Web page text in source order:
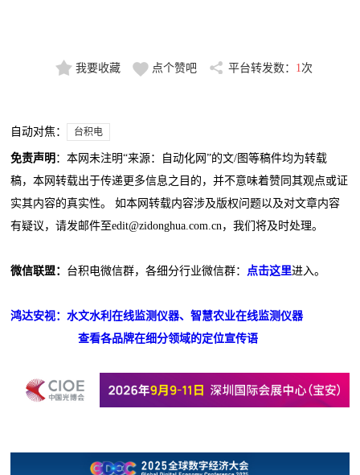
我要收藏 点个赞吧 平台转发数： 1次
自动对焦： 台积电
免责声明 ：本网未注明“来源：自动化网”的文/图等稿件均为转载
稿，本网转载出于传递更多信息之目的，并不意味着赞同其观点或证
实其内容的真实性。 如本网转载内容涉及版权问题以及对文章内容
有疑议，请发邮件至edit@zidonghua.com.cn，我们将及时处理。
微信联盟： 台积电微信群，各细分行业微信群： 点击这里进入。
鸿达安视：水文水利在线监测仪器、智慧农业在线监测仪器
查看各品牌在细分领域的定位宣传语